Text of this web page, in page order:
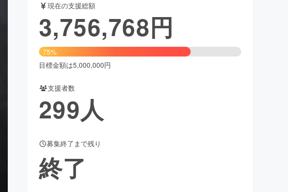
台・パフォーマンス
ファッション
ューティー・ヘルスケア
Creation
現在の支援総額
3,756,768円
75%
目標金額は5,000,000円
支援者数
299人
募集終了まで残り
終了